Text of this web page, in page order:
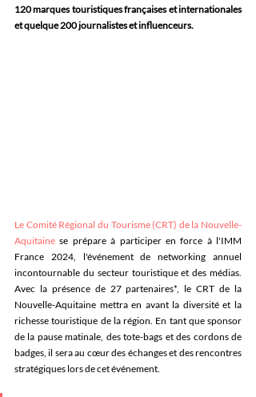
120 marques touristiques françaises et internationales
et quelque 200 journalistes et influenceurs.
Le Comité Régional du Tourisme (CRT) de la Nouvelle-
Aquitaine se prépare à participer en force à l'IMM
France 2024, l'événement de networking annuel
incontournable du secteur touristique et des médias.
Avec la présence de 27 partenaires*, le CRT de la
Nouvelle-Aquitaine mettra en avant la diversité et la
richesse touristique de la région. En tant que sponsor
de la pause matinale, des tote-bags et des cordons de
badges, il sera au cœur des échanges et des rencontres
stratégiques lors de cet événement.